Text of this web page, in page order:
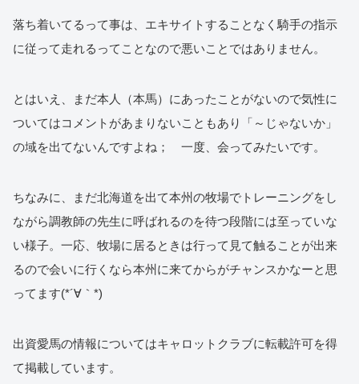
落ち着いてるって事は、エキサイトすることなく騎手の指示
に従って走れるってことなので悪いことではありません。
とはいえ、まだ本人（本馬）にあったことがないので気性に
ついてはコメントがあまりないこともあり「～じゃないか」
の域を出てないんですよね； 一度、会ってみたいです。
ちなみに、まだ北海道を出て本州の牧場でトレーニングをし
ながら調教師の先生に呼ばれるのを待つ段階には至っていな
い様子。一応、牧場に居るときは行って見て触ることが出来
るので会いに行くなら本州に来てからがチャンスかなーと思
ってます(*´∀｀*)
出資愛馬の情報についてはキャロットクラブに転載許可を得
て掲載しています。